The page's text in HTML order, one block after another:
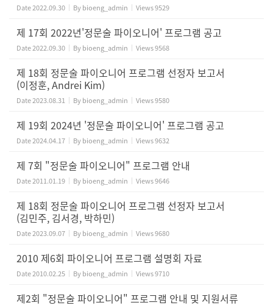
Date2022.09.30 Bybioeng_admin Views9529
제 17회 2022년'정문술 파이오니어' 프로그램 공고
Date2022.09.30 Bybioeng_admin Views9568
제 18회 정문술 파이오니어 프로그램 선정자 보고서
(이정훈, Andrei Kim)
Date2023.08.31 Bybioeng_admin Views9580
제 19회 2024년 '정문술 파이오니어' 프로그램 공고
Date2024.04.17 Bybioeng_admin Views9632
제 7회 "정문술 파이오니어" 프로그램 안내
Date2011.01.19 Bybioeng_admin Views9646
제 18회 정문술 파이오니어 프로그램 선정자 보고서
(김민주, 김서경, 박하민)
Date2023.09.07 Bybioeng_admin Views9680
2010 제6회 파이오니어 프로그램 설명회 자료
Date2010.02.25 Bybioeng_admin Views9710
제2회 "정문술 파이오니어" 프로그램 안내 및 지원서류